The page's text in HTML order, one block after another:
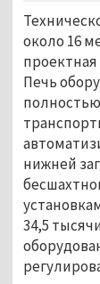
около 16
Печь
нижней
34,5